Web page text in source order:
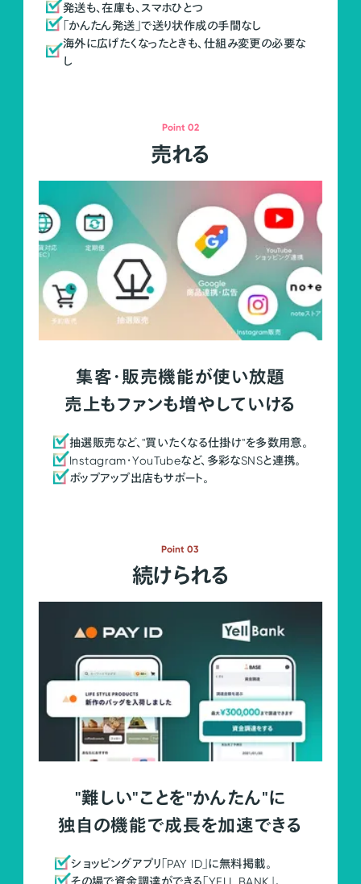
発送も、在庫も、スマホひとつ
「かんたん発送」で送り状作成の手間なし
海外に広げたくなったときも、仕組み変更の必要な
し
Point 02
売れる
集客・販売機能が使い放題
売上もファンも増やしていける
抽選販売など、"買いたくなる仕掛け"を多数用意。
Instagram・YouTubeなど、多彩なSNSと連携。
ポップアップ出店もサポート。
Point 03
続けられる
"難しい"ことを"かんたん"に
独自の機能で成長を加速できる
ショッピングアプリ「PAY ID」に無料掲載。